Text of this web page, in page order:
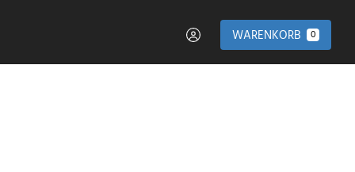
WARENKORB 0